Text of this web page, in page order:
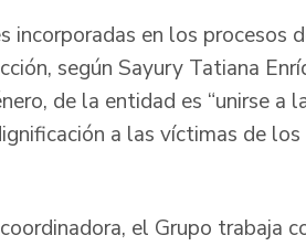
incorporadas en los procesos
según Sayury Tatiana
de la entidad es “unirse a
a las víctimas de
el Grupo trabaja